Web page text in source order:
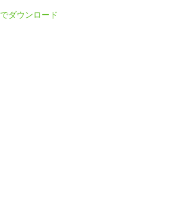
でダウンロード